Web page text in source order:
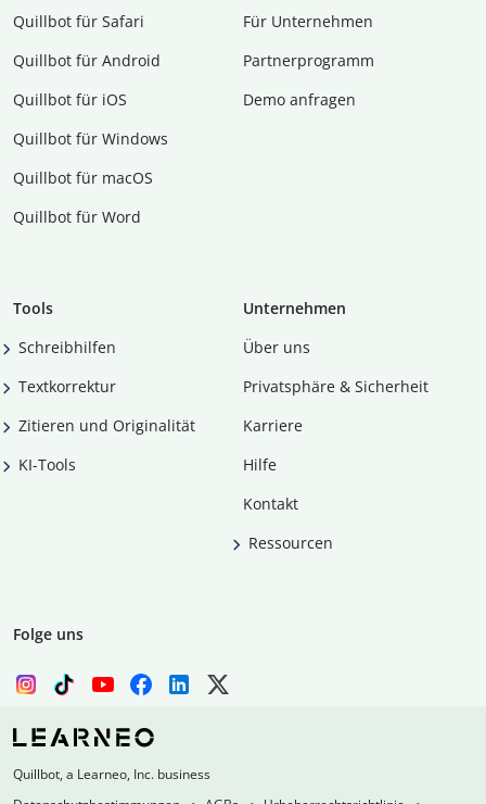
Quillbot für Safari
Quillbot für Android
Quillbot für iOS
Quillbot für Windows
Quillbot für macOS
Quillbot für Word
Für Unternehmen
Partnerprogramm
Demo anfragen
Tools
Schreibhilfen
Textkorrektur
Zitieren und Originalität
KI-Tools
Unternehmen
Über uns
Privatsphäre & Sicherheit
Karriere
Hilfe
Kontakt
Ressourcen
Folge uns
Quillbot, a Learneo, Inc. business